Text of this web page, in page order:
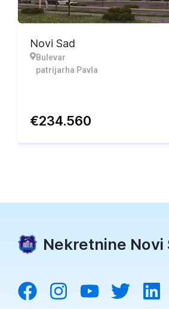
Novi Sad
Bulevar
patrijarha Pavla
€234.560
Nekretnine Novi